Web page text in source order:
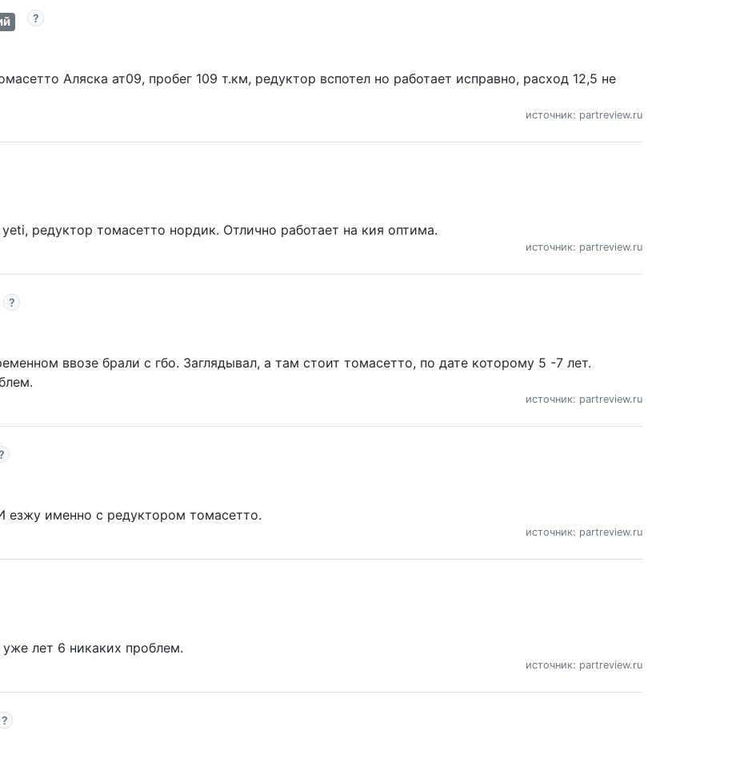
Аляска ат09, пробег 109 т.км, редуктор вспотел но работает исправно, расход 12,5 не
источник: partreview.ru
редуктор томасетто нордик. Отлично работает на кия оптима.
источник: partreview.ru
ввозе брали с гбо. Заглядывал, а там стоит томасетто, по дате которому 5 -7 лет.
источник: partreview.ru
езжу именно с редуктором томасетто.
источник: partreview.ru
лет 6 никаких проблем.
источник: partreview.ru